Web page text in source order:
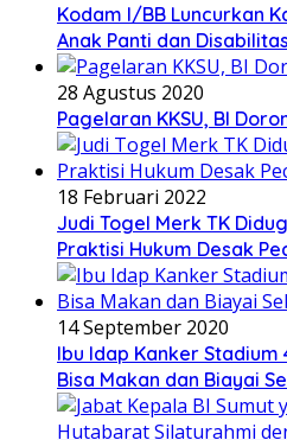
Kodam I/BB Luncurkan
Anak Panti dan Disabilitas
28 Agustus 2020
Pagelaran KKSU, BI
18 Februari 2022
Judi Togel Merk TK
Praktisi Hukum Desak
14 September 2020
Ibu Idap Kanker
Bisa Makan dan Biayai